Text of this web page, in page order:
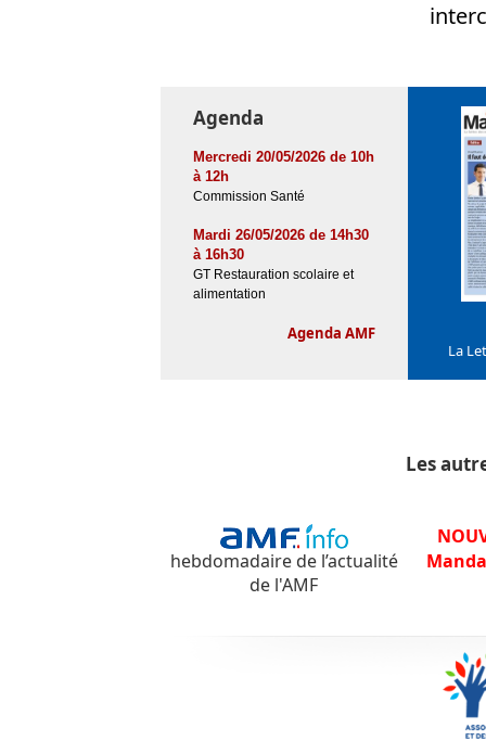
Agenda
Mercredi 20/05/2026 de 10h
à 12h
Commission Santé
Mardi 26/05/2026 de 14h30
à 16h30
GT Restauration scolaire et
alimentation
Agenda AMF
La
Les
hebdomadaire de l’actualité
de l'AMF